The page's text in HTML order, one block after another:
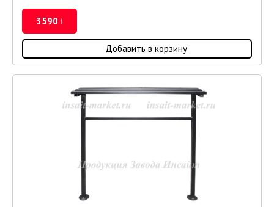
3590 i
Добавить в корзину